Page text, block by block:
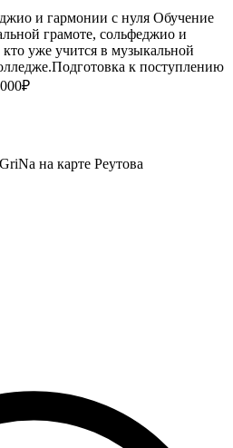
и гармонии с нуля Обучение
грамоте, сольфеджио и
уже учится в музыкальной
к поступлению
на карте Реутова